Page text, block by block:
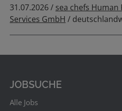
31.07.2026 / sea chefs Human
Services GmbH /
JOBSUCHE
Alle Jobs